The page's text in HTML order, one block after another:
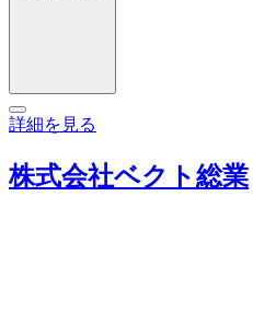
詳細を見る
株式会社ベクト総業